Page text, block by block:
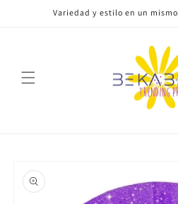
directamenteVariedad y estilo en un
a la
información